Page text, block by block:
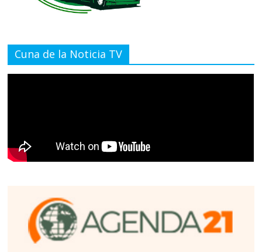
Cuna de la Noticia TV